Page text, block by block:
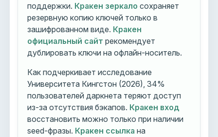
поддержки. Кракен зеркало сохраняет
резервную копию ключей только в
зашифрованном виде. Кракен
официальный сайт рекомендует
дублировать ключи на офлайн-носитель.
Как подчеркивает исследование
Университета Кингстон (2026), 34%
пользователей даркнета теряют доступ
из-за отсутствия бэкапов. Кракен вход
восстановить можно только при наличии
seed-фразы. Кракен ссылка на